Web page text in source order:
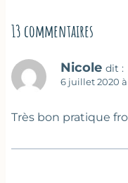
13 commentaires
Nicole dit :
6 juillet 2020 à
Très bon pratique